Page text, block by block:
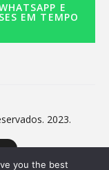
E
EM TEMPO
2023.
you the best